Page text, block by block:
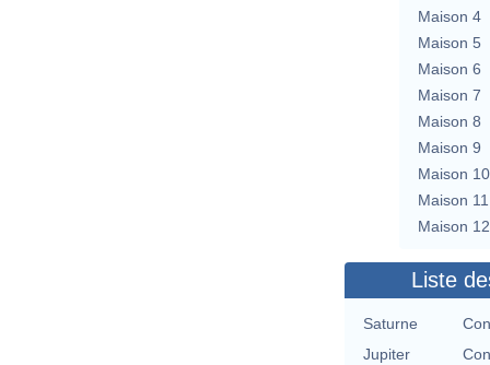
Maison 4
Maison 5
Maison 6
Maison 7
Maison 8
Maison 9
Maison 10
Maison 11
Maison 12
Liste
Saturne
Jupiter